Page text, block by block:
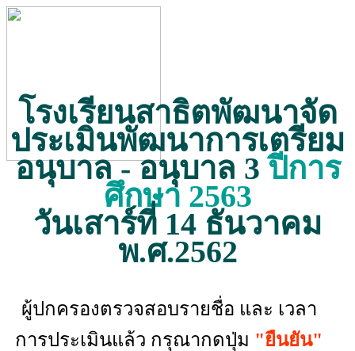
โรงเรียนสาธิตพัฒนาจัด
ประเมินพัฒนาการเตรียม
อนุบาล - อนุบาล 3 ปีการ
ศึกษา 2563
วันเสาร์ที่ 14 ธันวาคม
พ.ศ.2562
ผู้ปกครองตรวจสอบรายชื่อ และ เวลา
การประเมินแล้ว กรุณากดปุ่ม "ยืนยัน"